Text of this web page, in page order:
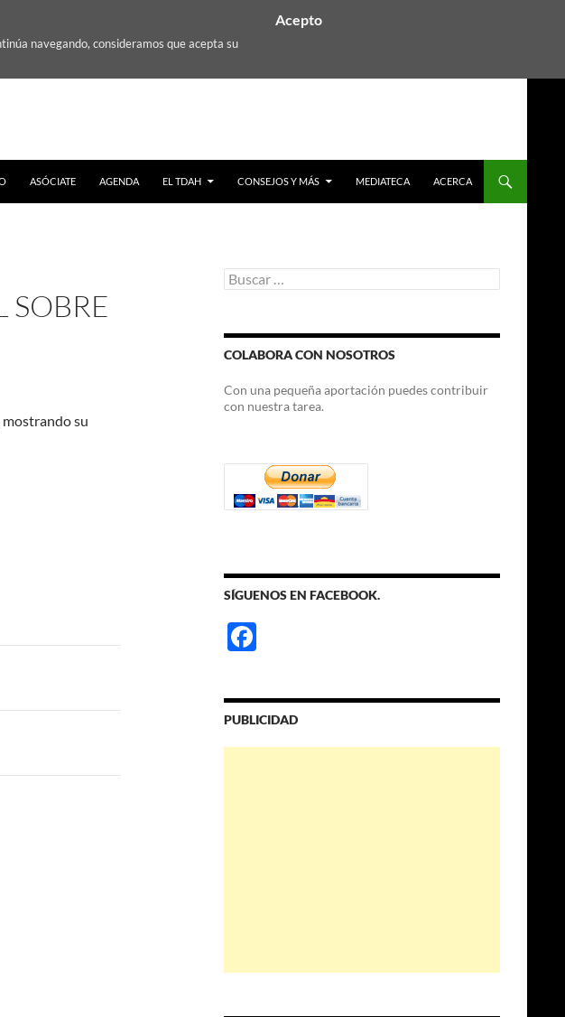
navegando, consideramos que acepta su
Acepto
ASÓCIATE AGENDA EL TDAH CONSEJOS Y MÁS MEDIATECA ACERCA
SOBRE
su
Buscar:
COLABORA CON NOSOTROS
Con una pequeña aportación puedes contribuir
con nuestra tarea.
SÍGUENOS EN FACEBOOK.
e
b
o
PUBLICIDAD